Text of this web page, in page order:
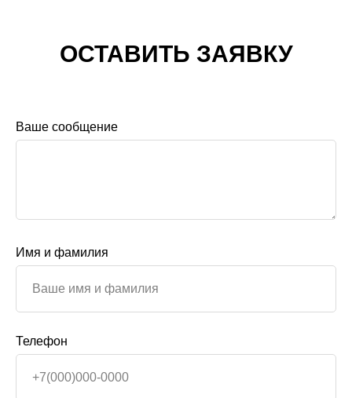
ОСТАВИТЬ ЗАЯВКУ
Ваше сообщение
Имя и фамилия
Телефон